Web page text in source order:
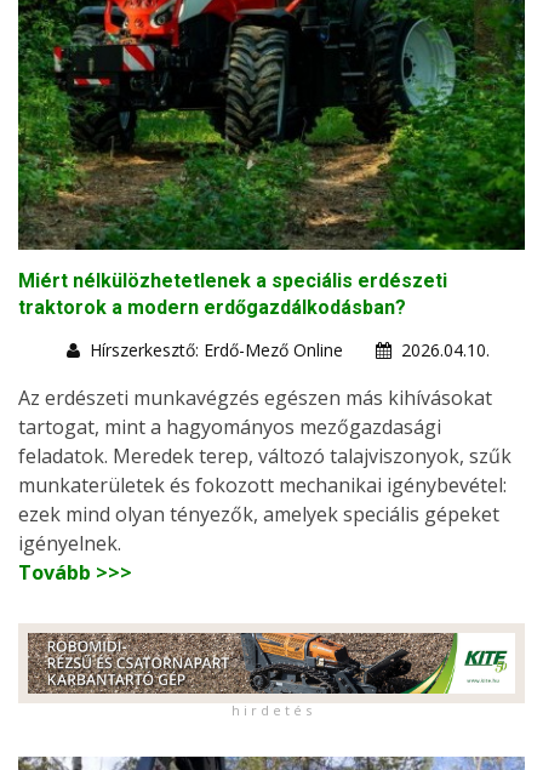
Miért nélkülözhetetlenek a speciális erdészeti
traktorok a modern erdőgazdálkodásban?
Hírszerkesztő: Erdő-Mező Online
2026.04.10.
Az erdészeti munkavégzés egészen más kihívásokat
tartogat, mint a hagyományos mezőgazdasági
feladatok. Meredek terep, változó talajviszonyok, szűk
munkaterületek és fokozott mechanikai igénybevétel:
ezek mind olyan tényezők, amelyek speciális gépeket
igényelnek.
Tovább >>>
h i r d e t é s